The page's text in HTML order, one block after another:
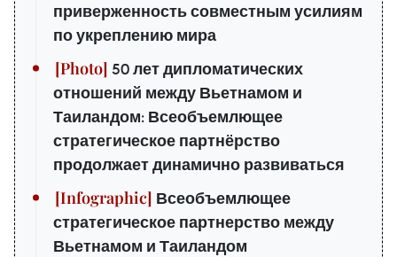
приверженность совместным усилиям
по укреплению мира
50 лет дипломатических
отношений между Вьетнамом и
Таиландом: Всеобъемлющее
стратегическое партнёрство
продолжает динамично развиваться
Всеобъемлющее
стратегическое партнерство между
Вьетнамом и Таиландом